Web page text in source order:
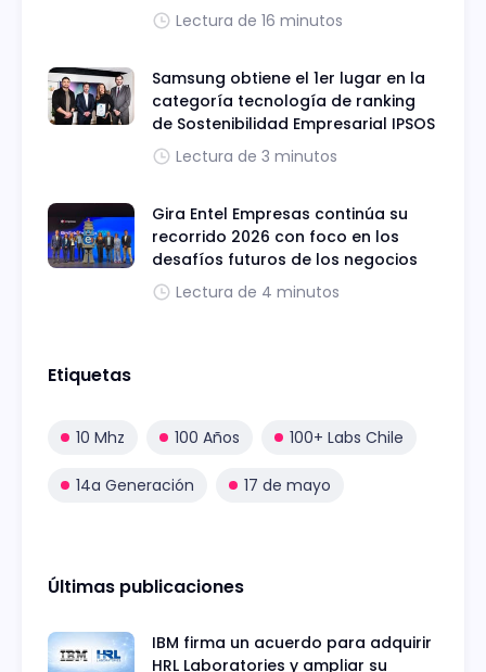
Lectura de 16 minutos
Samsung obtiene el 1er lugar en la
categoría tecnología de ranking
de Sostenibilidad Empresarial IPSOS
Lectura de 3 minutos
Gira Entel Empresas continúa su
recorrido 2026 con foco en los
desafíos futuros de los negocios
Lectura de 4 minutos
Etiquetas
10 Mhz 100 Años 100+ Labs Chile
14a Generación 17 de mayo
Últimas publicaciones
IBM firma un acuerdo para adquirir
HRL Laboratories y ampliar su